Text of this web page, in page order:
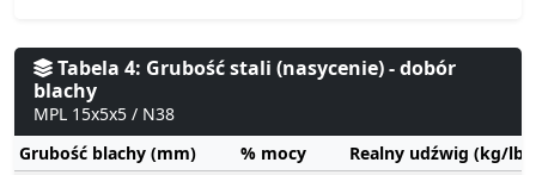
Tabela 4: Grubość stali (nasycenie) - dobór
blachy
MPL 15x5x5 / N38
Grubość blachy (mm)
% mocy
Realny udźwig (kg/